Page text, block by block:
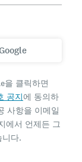
을 클릭하면
공지에 동의하
사항을 이메일
에서 언제든 그
다.